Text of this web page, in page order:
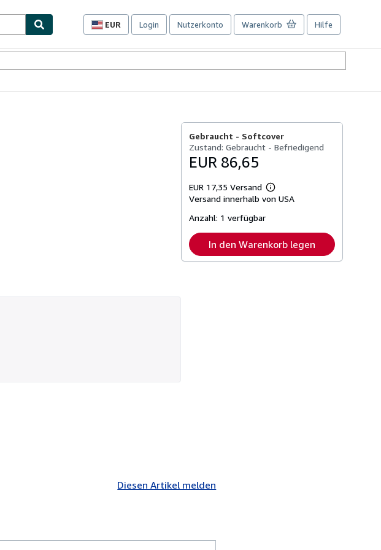
EUR
Seite
Einkaufseinstellungen.
Login Nutzerkonto Warenkorb Hilfe
Gebraucht - Softcover
Zustand: Gebraucht - Befriedigend
EUR 86,65
EUR 17,35 Versand
Weitere
Informationen
Versand innerhalb von USA
Anzahl: 1 verfügbar
In den Warenkorb legen
Diesen Artikel melden